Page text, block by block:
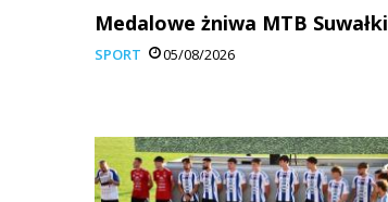
Medalowe żniwa MTB Suwałki
SPORT 05/08/2026